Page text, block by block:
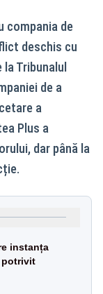
compania de
deschis cu
Tribunalul
de a
a
Plus a
dar până la
instanța
potrivit